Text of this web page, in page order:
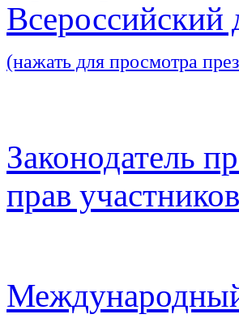
(нажать для просмотра
Законодатель
прав